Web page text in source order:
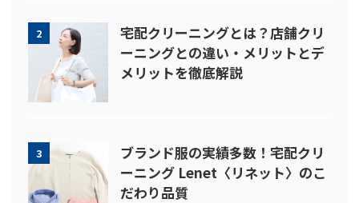
2
宅配クリーニングとは？店舗クリ
ーニングとの違い・メリットとデ
メリットを徹底解説
3
ブランド服の実績多数！宅配クリ
ーニング Lenet〈リネット〉のこ
だわり品質